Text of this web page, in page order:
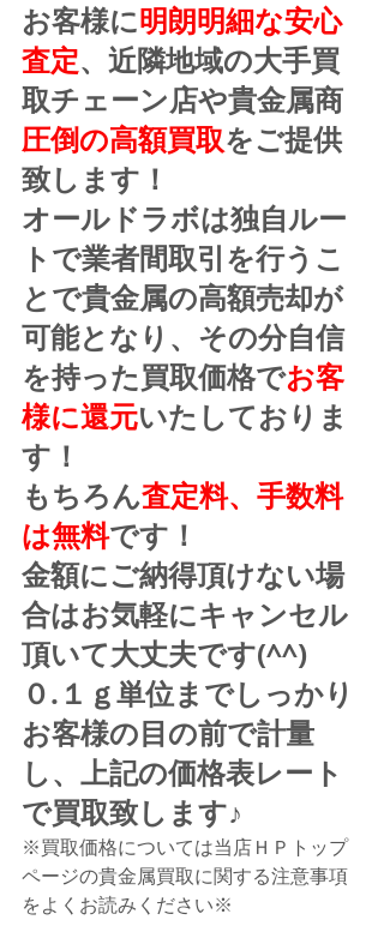
お客様に明朗明細な安心
査定、近隣地域の大手買
取チェーン店や貴金属商
圧倒の高額買取をご提供
致します！
オールドラボは独自ルー
トで業者間取引を行うこ
とで貴金属の高額売却が
可能となり、その分自信
を持った買取価格でお客
様に還元いたしておりま
す！
もちろん査定料、手数料
は無料です！
金額にご納得頂けない場
合はお気軽にキャンセル
頂いて大丈夫です(^^)
０.１ｇ単位までしっかり
お客様の目の前で計量
し、上記の価格表レート
で買取致します♪
※買取価格については当店ＨＰトップ
ページの貴金属買取に関する注意事項
をよくお読みください※